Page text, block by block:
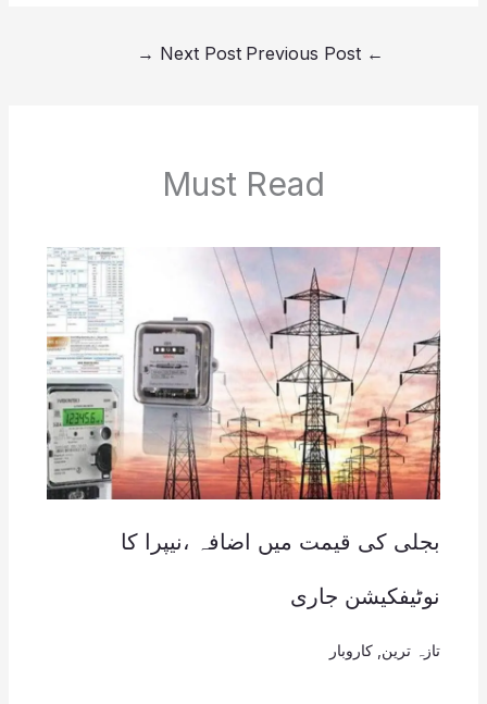
←
Next Post
→
Must Read
بجلی کی قیمت میں اضافہ ،نیپرا کا
نوٹیفکیشن جاری
تازہ ترین کاروبار